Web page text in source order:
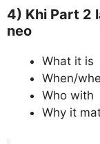
4) Khi Part 2
neo
What it is
When/
Who with
Why it